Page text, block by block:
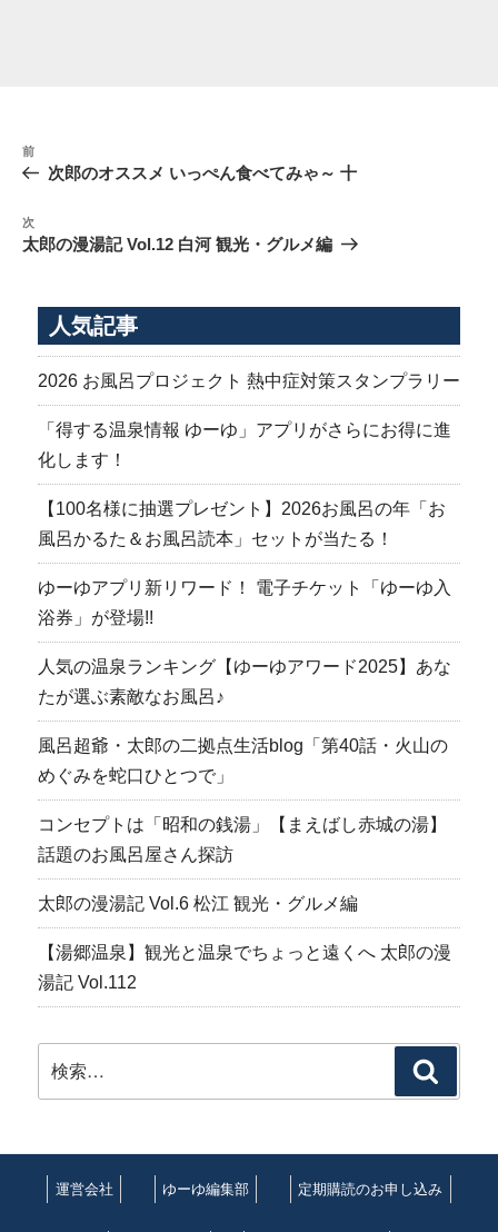
投
稿
ビ
ゲ
ン
前
の
稿
前
次郎のオススメ いっぺん食べてみゃ～ 十
次
の
次
太郎の漫湯記 Vol.12 白河 観光・グルメ編
人気記事
2026 お風呂プロジェクト 熱中症対策スタンプラリー
「得する温泉情報 ゆーゆ」アプリがさらにお得に進
化します！
【100名様に抽選プレゼント】2026お風呂の年「お
風呂かるた＆お風呂読本」セットが当たる！
ゆーゆアプリ新リワード！ 電子チケット「ゆーゆ入
浴券」が登場!!
人気の温泉ランキング【ゆーゆアワード2025】あな
たが選ぶ素敵なお風呂♪
風呂超爺・太郎の二拠点生活blog「第40話・火山の
めぐみを蛇口ひとつで」
コンセプトは「昭和の銭湯」【まえばし赤城の湯】
話題のお風呂屋さん探訪
太郎の漫湯記 Vol.6 松江 観光・グルメ編
【湯郷温泉】観光と温泉でちょっと遠くへ 太郎の漫
湯記 Vol.112
索
運営会社 ゆーゆ編集部 定期購読のお申し込み